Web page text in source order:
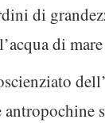
di
di
dell’